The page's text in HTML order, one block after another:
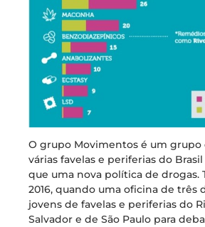
O grupo Movimentos é um grupo
várias favelas e periferias do
que uma nova política de drogas.
2016, quando uma oficina de três
jovens de favelas e periferias do
Salvador e de São Paulo para